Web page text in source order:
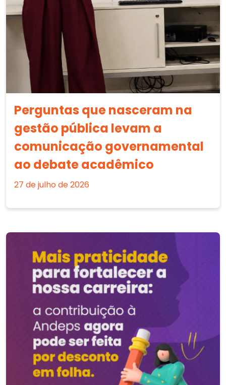
Perguntas que nasceram na
gestão pública levam a
comunicação governamental
ao debate acadêmico
27 de julho de 2026